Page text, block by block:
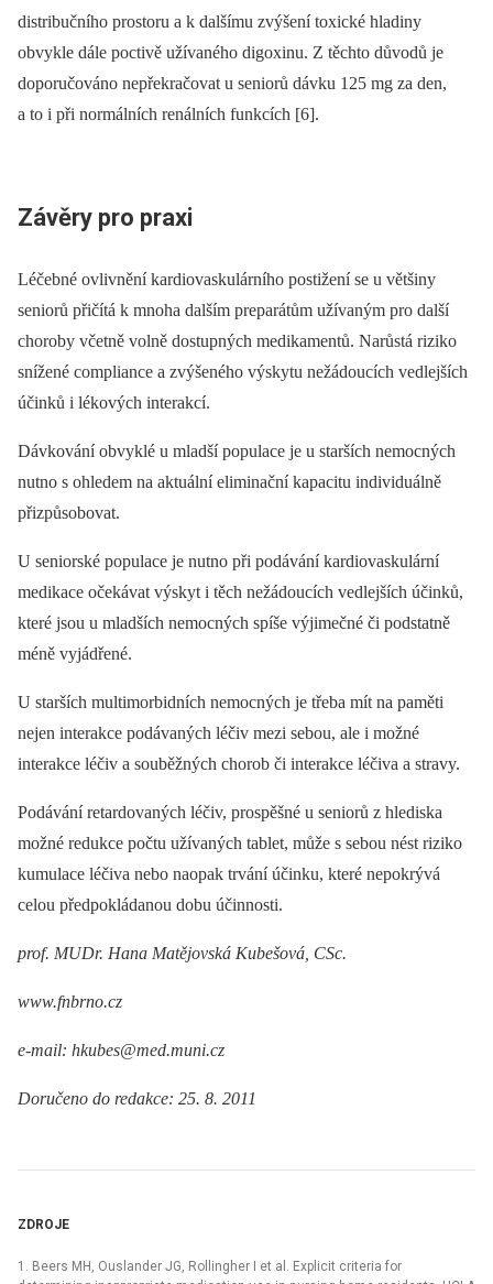
distribučního prostoru a k dalšímu zvýšení toxické hladiny
obvykle dále poctivě užívaného digoxinu. Z těchto důvodů je
doporučováno nepřekračovat u seniorů dávku 125 mg za den,
a to i při normálních renálních funkcích [6].
Závěry pro praxi
Léčebné ovlivnění kardiovaskulárního postižení se u většiny
seniorů přičítá k mnoha dalším preparátům užívaným pro další
choroby včetně volně dostupných medikamentů. Narůstá riziko
snížené compliance a zvýšeného výskytu nežádoucích vedlejších
účinků i lékových interakcí.
Dávkování obvyklé u mladší populace je u starších nemocných
nutno s ohledem na aktuální eliminační kapacitu individuálně
přizpůsobovat.
U seniorské populace je nutno při podávání kardiovaskulární
medikace očekávat výskyt i těch nežádoucích vedlejších účinků,
které jsou u mladších nemocných spíše výjimečné či podstatně
méně vyjádřené.
U starších multimorbidních nemocných je třeba mít na paměti
nejen interakce podávaných léčiv mezi sebou, ale i možné
interakce léčiv a souběžných chorob či interakce léčiva a stravy.
Podávání retardovaných léčiv, prospěšné u seniorů z hlediska
možné redukce počtu užívaných tablet, může s sebou nést riziko
kumulace léčiva nebo naopak trvání účinku, které nepokrývá
celou předpokládanou dobu účinnosti.
prof. MUDr. Hana Matějovská Kubešová, CSc.
www.fnbrno.cz
e-mail: hkubes@med.muni.cz
Doručeno do redakce: 25. 8. 2011
ZDROJE
1. Beers MH, Ouslander JG, Rollingher I et al. Explicit criteria for